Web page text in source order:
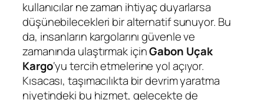
kullanıcılar ne zaman ihtiyaç duyarlarsa
düşünebilecekleri bir alternatif sunuyor. Bu
da, insanların kargolarını güvenle ve
zamanında ulaştırmak içinGabon Uçak
Kargo‘yu tercih etmelerine yol açıyor.
Kısacası, taşımacılıkta bir devrim yaratma
niyetindeki bu hizmet, gelecekte de